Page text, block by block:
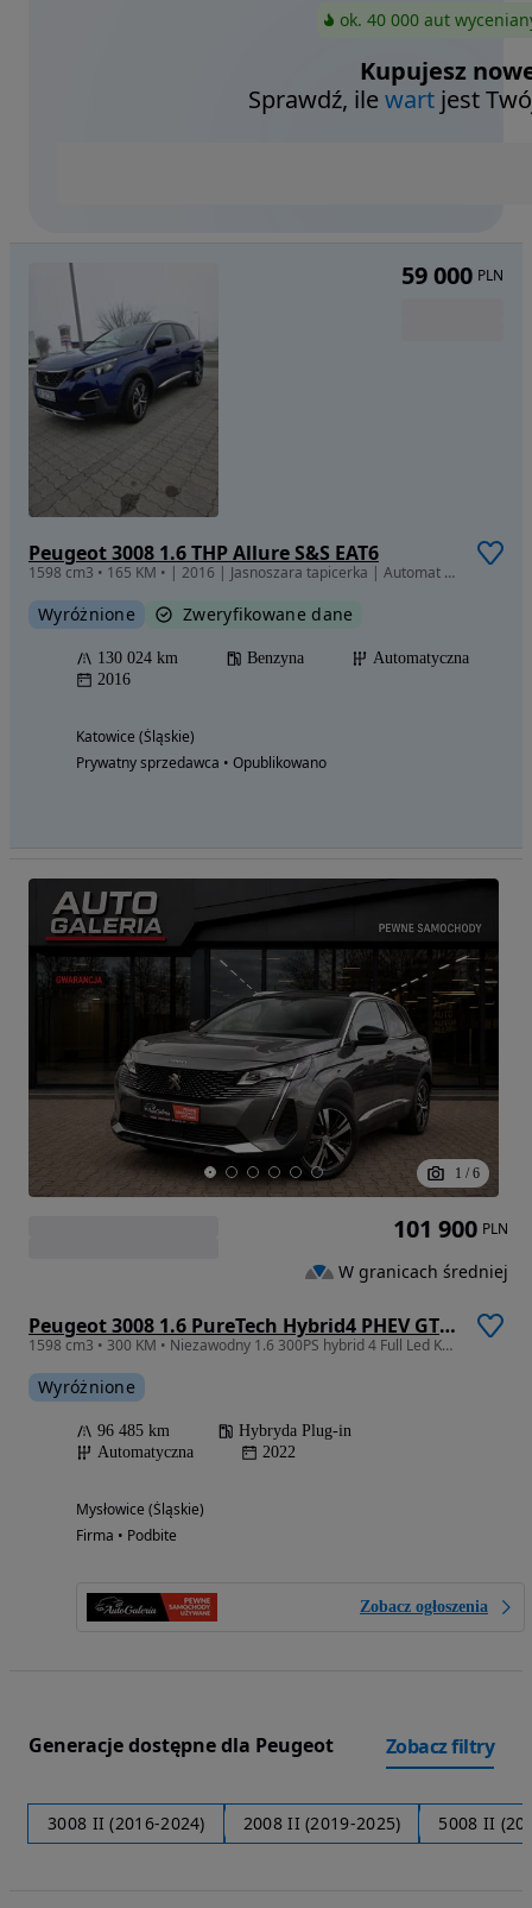
ok. 40 000 aut
Kupujesz
Sprawdź, ilewart jest
Peugeot 3008 1.6 THP Allure S&S EAT6
1598 cm3 • 165 KM • | 2016 | Jasnoszara tapicerka | Automat | BEZWYPADKOWY
Wyróżnione Zweryfikowane dane
130 024 km Benzyna
Automatyczna
2016
Katowice (Śląskie)
Prywatny sprzedawca • Opublikowano
59 000 PLN
1 / 6
Peugeot 3008 1.6 PureTech Hybrid4 PHEV GT Pack S&S EAT8
1598 cm3 • 300 KM • Niezawodny 1.6 300PS hybrid 4 Full Led Kamera 360 Skóra Masaże Ambient
Wyróżnione
96 485 km
Hybryda Plug-in
Automatyczna
2022
Mysłowice (Śląskie)
Firma • Podbite
Zobacz ogłoszenia
101 900 PLN
W granicach średniej
Generacje dostępne dla Peugeot Zobacz filtry
3008 II (2016-2024) 2008 II (2019-2025) 5008 II